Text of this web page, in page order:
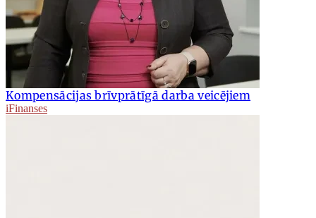
Kompensācijas brīvprātīgā darba veicējiem
iFinanses